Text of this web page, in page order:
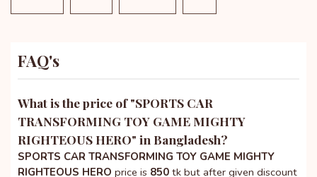
FAQ's
What is the price of "SPORTS CAR
TRANSFORMING TOY GAME MIGHTY
RIGHTEOUS HERO" in Bangladesh?
SPORTS CAR TRANSFORMING TOY GAME MIGHTY
RIGHTEOUS HERO price is 850 tk but after given discount